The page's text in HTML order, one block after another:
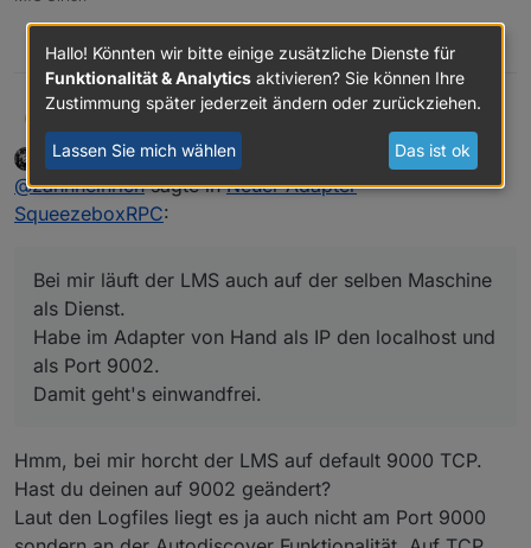
zahnheinrich Bei mir läuft der LMS auch auf der selben
Maschine als Dienst.
Habe im Adapter von Hand als IP den localhost
und als Port 9002.
Damit geht's einwandfrei.
Offline
Eisbaeeer DEVELOPER schrieb am 15. Mai 2019, 13:03
zuletzt editiert von
@zahnheinrichsagte inNeuer Adapter
SqueezeboxRPC:
Bei mir läuft der LMS auch auf der selben Maschine
als Dienst.
Habe im Adapter von Hand als IP den localhost und
als Port 9002.
Damit geht's einwandfrei.
Hmm, bei mir horcht der LMS auf default 9000 TCP.
Hast du deinen auf 9002 geändert?
Laut den Logfiles liegt es ja auch nicht am Port 9000
Hallo! Könnten wir bitte einige zusätzliche Dienste für
Funktionalität & Analytics aktivieren? Sie können Ihre
Zustimmung später jederzeit ändern oder zurückziehen.
Lassen Sie mich wählen Das ist ok